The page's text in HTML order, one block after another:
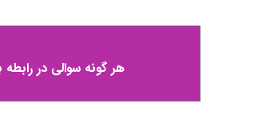
هر گونه سوالی در